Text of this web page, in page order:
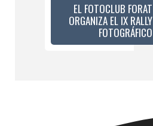
EL FOTOCLUB FORAT
ORGANIZA EL IX RALLY
FOTOGRÁFICO